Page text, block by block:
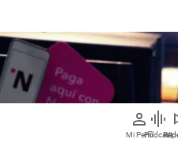
person
Mi Perfil
graphic_eq
Pódcast